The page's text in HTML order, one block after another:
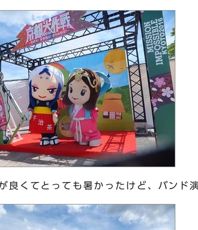
良くてとっても暑かったけど、バンド